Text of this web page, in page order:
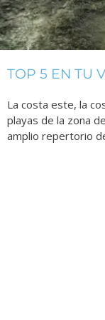
TOP 5 EN TU
La costa este, la
playas de la zona
amplio repertorio